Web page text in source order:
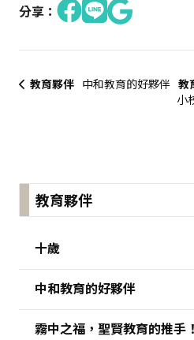
分享：
教育夥伴 中和教育的好夥伴 教
小
:::教育夥伴
十歲
中和教育的好夥伴
霧中之福，聖賢教育的推手！